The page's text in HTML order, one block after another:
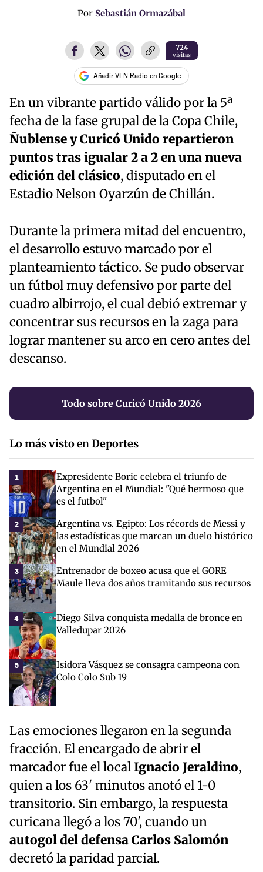
Por Sebastián Ormazábal
724
visitas
Añadir VLN Radio en Google
En un vibrante partido válido por la 5ª
fecha de la fase grupal de la Copa Chile,
Ñublense y Curicó Unido repartieron
puntos tras igualar 2 a 2 en una nueva
edición del clásico, disputado en el
Estadio Nelson Oyarzún de Chillán.
Durante la primera mitad del encuentro,
el desarrollo estuvo marcado por el
planteamiento táctico. Se pudo observar
un fútbol muy defensivo por parte del
cuadro albirrojo, el cual debió extremar y
concentrar sus recursos en la zaga para
lograr mantener su arco en cero antes del
descanso.
Todo sobre Curicó Unido 2026
Lo más vistoenDeportes
1
Expresidente Boric celebra el triunfo de
Argentina en el Mundial: "Qué hermoso que
es el futbol"
2
Argentina vs. Egipto: Los récords de Messi y
las estadísticas que marcan un duelo histórico
en el Mundial 2026
3
Entrenador de boxeo acusa que el GORE
Maule lleva dos años tramitando sus recursos
4
Diego Silva conquista medalla de bronce en
Valledupar 2026
5
Isidora Vásquez se consagra campeona con
Colo Colo Sub 19
Las emociones llegaron en la segunda
fracción. El encargado de abrir el
marcador fue el localIgnacio Jeraldino,
quien a los 63' minutos anotó el 1-0
transitorio. Sin embargo, la respuesta
curicana llegó a los 70', cuando un
autogol del defensa Carlos Salomón
decretó la paridad parcial.